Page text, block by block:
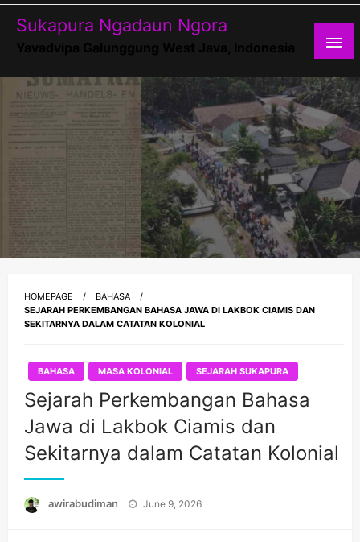
Skip
Sukapura Ngadaun Ngora
HOMEPAGE
BAHASA
SEJARAH PERKEMBANGAN BAHASA JAWA DI LAKBOK CIAMIS DAN
SEKITARNYA DALAM CATATAN KOLONIAL
BAHASA MASA KOLONIAL SEJARAH SUKAPURA
Sejarah Perkembangan Bahasa
Jawa di Lakbok Ciamis dan
Sekitarnya dalam Catatan Kolonial
awirabudiman
Posted
June 9, 2026